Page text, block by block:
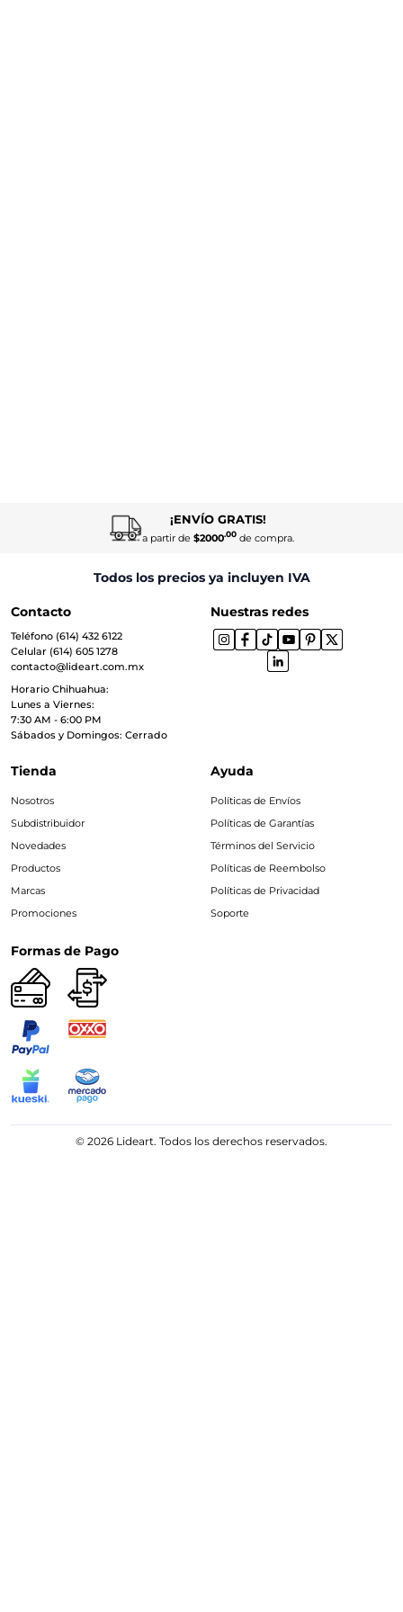
¡ENVÍO GRATIS!
a partir de $2000.00de compra.
Todos los precios ya incluyen IVA
Contacto
Teléfono (614) 432 6122
Celular (614) 605 1278
contacto@lideart.com.mx
Horario Chihuahua:
Lunes a Viernes:
7:30 AM - 6:00 PM
Sábados y Domingos: Cerrado
Nuestras redes
Tienda
Nosotros
Subdistribuidor
Novedades
Productos
Marcas
Promociones
Ayuda
Políticas de Envíos
Políticas de Garantías
Términos del Servicio
Políticas de Reembolso
Políticas de Privacidad
Soporte
Formas de Pago
© 2026 Lideart. Todos los derechos reservados.